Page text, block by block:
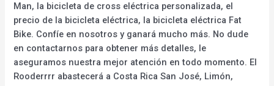
Man, la bicicleta de cross eléctrica personalizada, el
precio de la bicicleta eléctrica, la bicicleta eléctrica Fat
Bike. Confíe en nosotros y ganará mucho más. No dude
en contactarnos para obtener más detalles, le
aseguramos nuestra mejor atención en todo momento. El
Rooderrrr abastecerá a Costa Rica San José, Limón,